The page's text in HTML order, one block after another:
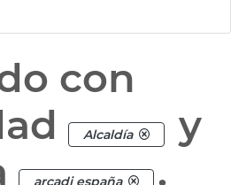
con
Alcaldía
y
arcadi españa .